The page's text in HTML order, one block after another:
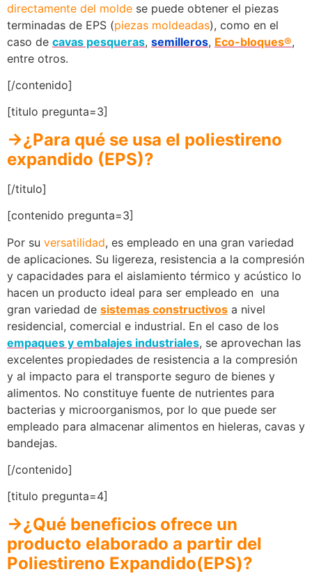
directamente del molde se puede obtener el piezas
terminadas de EPS (piezas moldeadas), como en el
caso de cavas pesqueras, semilleros, Eco-bloques®,
entre otros.
[/contenido]
[titulo pregunta=3]
→¿Para qué se usa el poliestireno
expandido (EPS)?
[/titulo]
[contenido pregunta=3]
Por su versatilidad, es empleado en una gran variedad
de aplicaciones. Su ligereza, resistencia a la compresión
y capacidades para el aislamiento térmico y acústico lo
hacen un producto ideal para ser empleado en una
gran variedad de sistemas constructivos a nivel
residencial, comercial e industrial. En el caso de los
empaques y embalajes industriales, se aprovechan las
excelentes propiedades de resistencia a la compresión
y al impacto para el transporte seguro de bienes y
alimentos. No constituye fuente de nutrientes para
bacterias y microorganismos, por lo que puede ser
empleado para almacenar alimentos en hieleras, cavas y
bandejas.
[/contenido]
[titulo pregunta=4]
→¿Qué beneficios ofrece un
producto elaborado a partir del
Poliestireno Expandido(EPS)?